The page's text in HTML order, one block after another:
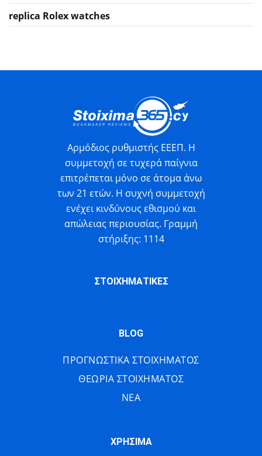
replica Rolex watches
Αρμόδιος ρυθμιστής ΕΕΕΠ. Η
συμμετοχή σε τυχερά παίγνια
επιτρέπεται μόνο σε άτομα άνω
των 21 ετών. Η συχνή συμμετοχή
ενέχει κινδύνους εθισμού και
απώλειας περιουσίας. Γραμμή
στήριξης: 1114
ΣΤΟΙΧΗΜΑΤΙΚΕΣ
BLOG
ΠΡΟΓΝΩΣΤΙΚΑ ΣΤΟΙΧΗΜΑΤΟΣ
ΘΕΩΡΙΑ ΣΤΟΙΧΗΜΑΤΟΣ
ΝΕΑ
ΧΡΗΣΙΜΑ